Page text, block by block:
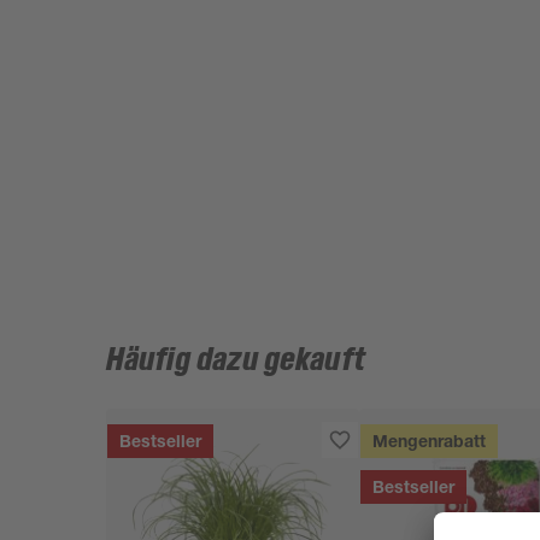
Häufig dazu gekauft
Bestseller Mengenrabatt
Bestseller